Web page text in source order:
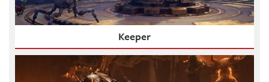
Keeper